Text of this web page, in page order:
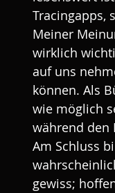
Tracingapps,
Meiner
wirklich
auf uns
können. Als
wie möglich
während den
Am Schluss
gewiss;